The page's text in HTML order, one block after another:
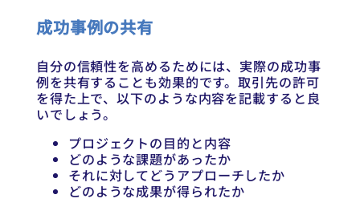
成功事例の共有
自分の信頼性を高めるためには、実際の成功事
例を共有することも効果的です。取引先の許可
を得た上で、以下のような内容を記載すると良
いでしょう。
プロジェクトの目的と内容
どのような課題があったか
それに対してどうアプローチしたか
どのような成果が得られたか